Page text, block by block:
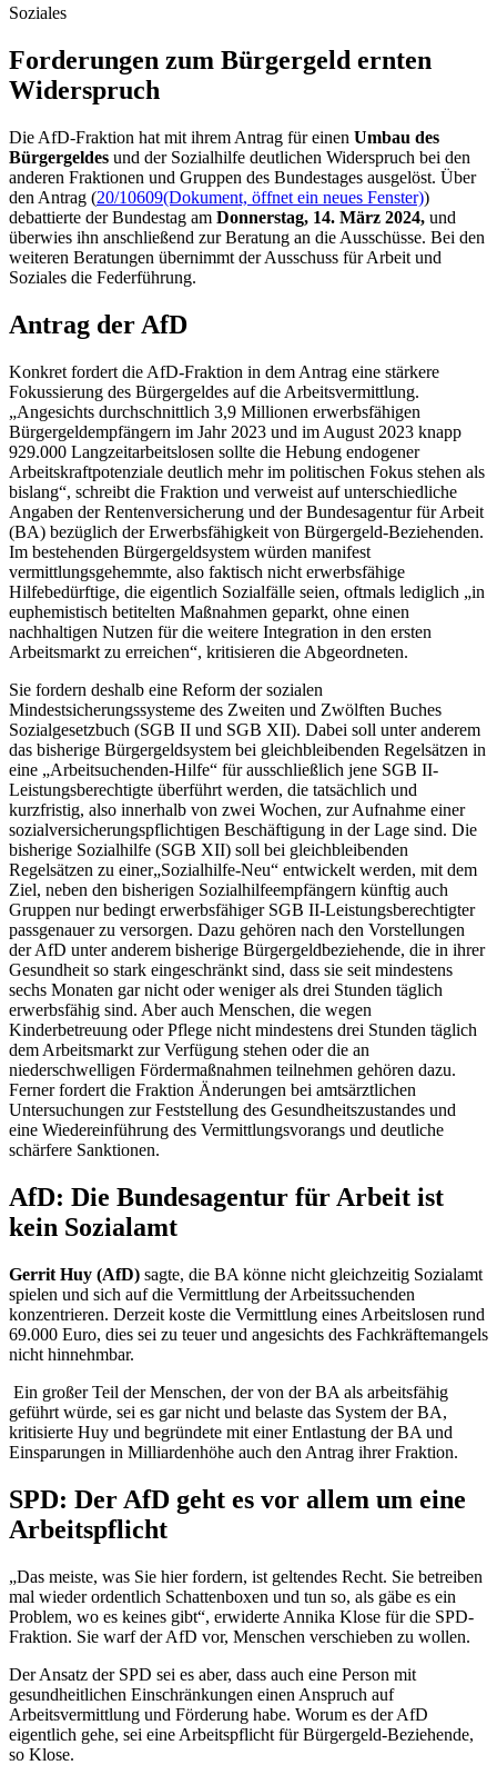
Soziales
Forderungen zum Bürgergeld ernten
Widerspruch
Die AfD-Fraktion hat mit ihrem Antrag für einen Umbau des
Bürgergeldes und der Sozialhilfe deutlichen Widerspruch bei den
anderen Fraktionen und Gruppen des Bundestages ausgelöst. Über
den Antrag (20/10609(Dokument, öffnet ein neues Fenster))
debattierte der Bundestag am Donnerstag, 14. März 2024, und
überwies ihn anschließend zur Beratung an die Ausschüsse. Bei den
weiteren Beratungen übernimmt der Ausschuss für Arbeit und
Soziales die Federführung.
Antrag der AfD
Konkret fordert die AfD-Fraktion in dem Antrag eine stärkere
Fokussierung des Bürgergeldes auf die Arbeitsvermittlung.
„Angesichts durchschnittlich 3,9 Millionen erwerbsfähigen
Bürgergeldempfängern im Jahr 2023 und im August 2023 knapp
929.000 Langzeitarbeitslosen sollte die Hebung endogener
Arbeitskraftpotenziale deutlich mehr im politischen Fokus stehen als
bislang“, schreibt die Fraktion und verweist auf unterschiedliche
Angaben der Rentenversicherung und der Bundesagentur für Arbeit
(BA) bezüglich der Erwerbsfähigkeit von Bürgergeld-Beziehenden.
Im bestehenden Bürgergeldsystem würden manifest
vermittlungsgehemmte, also faktisch nicht erwerbsfähige
Hilfebedürftige, die eigentlich Sozialfälle seien, oftmals lediglich „in
euphemistisch betitelten Maßnahmen geparkt, ohne einen
nachhaltigen Nutzen für die weitere Integration in den ersten
Arbeitsmarkt zu erreichen“, kritisieren die Abgeordneten.
Sie fordern deshalb eine Reform der sozialen
Mindestsicherungssysteme des Zweiten und Zwölften Buches
Sozialgesetzbuch (SGB II und SGB XII). Dabei soll unter anderem
das bisherige Bürgergeldsystem bei gleichbleibenden Regelsätzen in
eine „Arbeitsuchenden-Hilfe“ für ausschließlich jene SGB II-
Leistungsberechtigte überführt werden, die tatsächlich und
kurzfristig, also innerhalb von zwei Wochen, zur Aufnahme einer
sozialversicherungspflichtigen Beschäftigung in der Lage sind. Die
bisherige Sozialhilfe (SGB XII) soll bei gleichbleibenden
Regelsätzen zu einer„Sozialhilfe-Neu“ entwickelt werden, mit dem
Ziel, neben den bisherigen Sozialhilfeempfängern künftig auch
Gruppen nur bedingt erwerbsfähiger SGB II-Leistungsberechtigter
passgenauer zu versorgen. Dazu gehören nach den Vorstellungen
der AfD unter anderem bisherige Bürgergeldbeziehende, die in ihrer
Gesundheit so stark eingeschränkt sind, dass sie seit mindestens
sechs Monaten gar nicht oder weniger als drei Stunden täglich
erwerbsfähig sind. Aber auch Menschen, die wegen
Kinderbetreuung oder Pflege nicht mindestens drei Stunden täglich
dem Arbeitsmarkt zur Verfügung stehen oder die an
niederschwelligen Fördermaßnahmen teilnehmen gehören dazu.
Ferner fordert die Fraktion Änderungen bei amtsärztlichen
Untersuchungen zur Feststellung des Gesundheitszustandes und
eine Wiedereinführung des Vermittlungsvorangs und deutliche
schärfere Sanktionen.
AfD: Die Bundesagentur für Arbeit ist
kein Sozialamt
Gerrit Huy (AfD) sagte, die BA könne nicht gleichzeitig Sozialamt
spielen und sich auf die Vermittlung der Arbeitssuchenden
konzentrieren. Derzeit koste die Vermittlung eines Arbeitslosen rund
69.000 Euro, dies sei zu teuer und angesichts des Fachkräftemangels
nicht hinnehmbar.
Ein großer Teil der Menschen, der von der BA als arbeitsfähig
geführt würde, sei es gar nicht und belaste das System der BA,
kritisierte Huy und begründete mit einer Entlastung der BA und
Einsparungen in Milliardenhöhe auch den Antrag ihrer Fraktion.
SPD: Der AfD geht es vor allem um eine
Arbeitspflicht
„Das meiste, was Sie hier fordern, ist geltendes Recht. Sie betreiben
mal wieder ordentlich Schattenboxen und tun so, als gäbe es ein
Problem, wo es keines gibt“, erwiderte Annika Klose für die SPD-
Fraktion. Sie warf der AfD vor, Menschen verschieben zu wollen.
Der Ansatz der SPD sei es aber, dass auch eine Person mit
gesundheitlichen Einschränkungen einen Anspruch auf
Arbeitsvermittlung und Förderung habe. Worum es der AfD
eigentlich gehe, sei eine Arbeitspflicht für Bürgergeld-Beziehende,
so Klose.